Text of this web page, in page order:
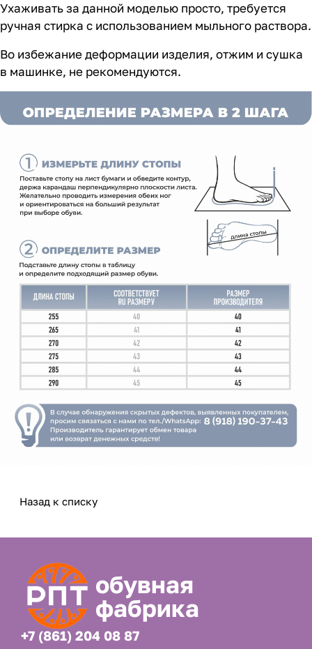
Ухаживать за данной моделью просто, требуется
ручная стирка с использованием мыльного раствора.
Во избежание деформации изделия, отжим и сушка
в машинке, не рекомендуются.
Назад к списку
обувная
фабрика
+7 (861) 204 08 87